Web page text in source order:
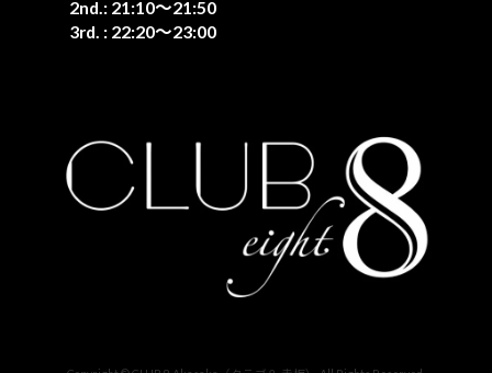
2nd.: 21:10〜21:50
3rd. : 22:20〜23:00